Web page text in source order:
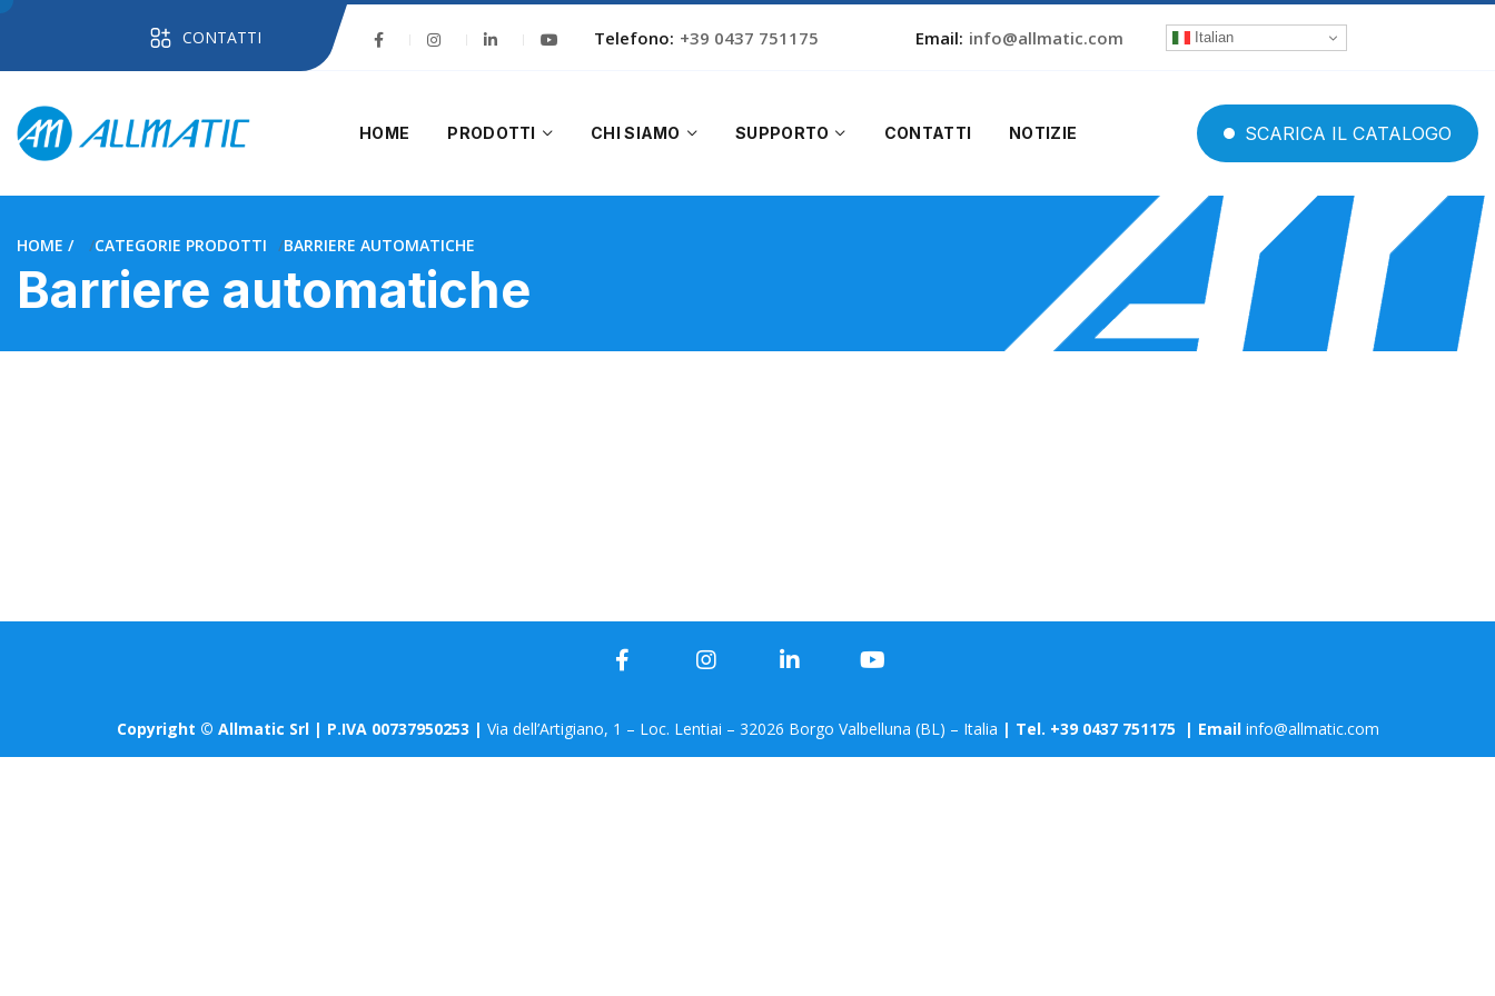
CONTATTI Telefono: +39 0437 751175 Email: info@allmatic.com Italian
HOME PRODOTTI CHI SIAMO SUPPORTO CONTATTI NOTIZIE SCARICA IL CATALOGO
HOME CATEGORIE PRODOTTI BARRIERE AUTOMATICHE
Barriere automatiche
Copyright © Allmatic Srl | P.IVA 00737950253 | Via dell’Artigiano, 1 – Loc. Lentiai – 32026 Borgo Valbelluna (BL) – Italia | Tel. +39 0437 751175 | Email info@allmatic.com